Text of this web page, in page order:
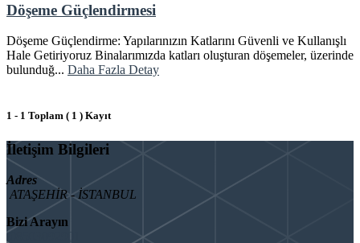
Döşeme Güçlendirmesi
Döşeme Güçlendirme: Yapılarınızın Katlarını Güvenli ve Kullanışlı
Hale Getiriyoruz Binalarımızda katları oluşturan döşemeler, üzerinde
bulunduğ... Daha Fazla Detay
1 - 1 Toplam ( 1 ) Kayıt
İletişim Bilgileri
Adres
ATAŞEHİR - İSTANBUL
Bizi Arayın